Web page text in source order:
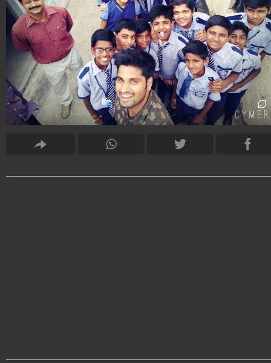
licenziarsi, ma ora avrebbero cambiato idea perché
cercando di fare qualcosa di nuovo e unico”.
V.M. Straka
20.472.844-443 video-2.777 foto